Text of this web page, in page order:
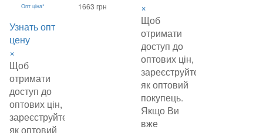
Опт ціна*
Узнать опт
цену
×
Щоб
отримати
доступ до
оптових цін,
зареєструйтеся
як оптовий
1663 грн
×
Щоб
отримати
доступ до
оптових цін,
зареєструйтеся
як оптовий
покупець.
Якщо Ви
вже